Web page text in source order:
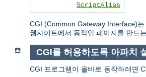
ScriptAlias
CGI (Common Gateway Interface)
웹사이트에서 동적인 페이지를 만드
CGI를 허용하도록 아파치
CGI 프로그램이 올바로 동작하려면